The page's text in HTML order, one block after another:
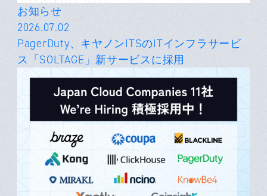
お知らせ
2026.07.02
PagerDuty、キヤノンITSのITインフラサービ
ス「SOLTAGE」新サービスに採用